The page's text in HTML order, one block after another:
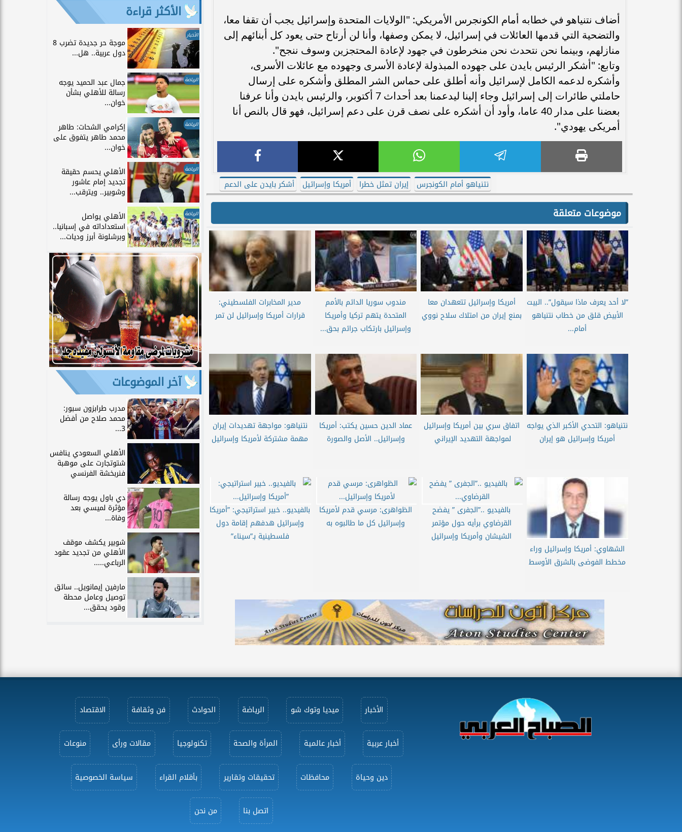
أضاف نتنياهو في خطابه أمام الكونجرس الأمريكي: "الولايات المتحدة وإسرائيل يجب أن تقفا معا،
والتضحية التي قدمها العائلات في إسرائيل، لا يمكن وصفها، وأنا لن أرتاح حتى يعود كل أبنائهم إلى
منازلهم، وبينما نحن نتحدث نحن منخرطون في جهود لإعادة المحتجزين وسوف ننجح".
وتابع: "أشكر الرئيس بايدن على جهوده المبذولة لإعادة الأسرى وجهوده مع عائلات الأسرى،
وأشكره لدعمه الكامل لإسرائيل وأنه أطلق على حماس الشر المطلق وأشكره على إرسال
حاملتي طائرات إلى إسرائيل وجاء إلينا ليدعمنا بعد أحداث 7 أكتوبر، والرئيس بايدن وأنا عرفنا
بعضنا على مدار 40 عاما، وأود أن أشكره على نصف قرن على دعم إسرائيل، فهو قال بالنص أنا
أمريكى يهودي".
نتنياهو أمام الكونجرس إيران تمثل خطرا أمريكا وإسرائيل أشكر بايدن على الدعم
موضوعات متعلقة
”لا أحد يعرف ماذا سيقول”.. البيت
الأبيض قلق من خطاب نتنياهو
أمام...
أمريكا وإسرائيل تتعهدان معا
بمنع إيران من امتلاك سلاح نووي
مندوب سوريا الدائم بالأمم
المتحدة يتهم تركيا وأمريكا
وإسرائيل بارتكاب جرائم بحق...
مدير المخابرات الفلسطيني:
قرارات أمريكا وإسرائيل لن تمر
نتنياهو: التحدي الأكبر الذي يواجه
أمريكا وإسرائيل هو إيران
اتفاق سري بين أمريكا وإسرائيل
لمواجهة التهديد الإيراني
عماد الدين حسين يكتب: أمريكا
وإسرائيل.. الأصل والصورة
نتنياهو: مواجهة تهديدات إيران
مهمة مشتركة لأمريكا وإسرائيل
الشهاوي: أمريكا وإسرائيل وراء
مخطط الفوضى بالشرق الأوسط
بالفيديو ..”الجفرى ” يفضح
القرضاوي برأيه حول مؤتمر
الشيشان وأمريكا وإسرائيل
الظواهرى: مرسي قدم لأمريكا
وإسرائيل كل ما طالبوه به
بالفيديو.. خبير استراتيجي: ”أمريكا
وإسرائيل هدفهم إقامة دول
فلسطينية بـ”سيناء”
الأكثر قراءة
الأخبار
موجة حر جديدة تضرب 8
دول عربية.. هل...
الرياضة جمال عبد الحميد يوجه
رسالة للأهلي بشأن
خوان...
الرياضة إكرامي الشحات: طاهر
محمد طاهر يتفوق على
خوان...
الرياضة الأهلي يحسم حقيقة
تجديد إمام عاشور
وشوبير.. ويترقب...
الرياضة الأهلي يواصل
استعداداته في إسبانيا..
وبرشلونة أبرز وديات...
آخر الموضوعات
مدرب طرابزون سبور:
محمد صلاح من أفضل
3...
الأهلي السعودي ينافس
شتوتجارت على موهبة
فنربخشة الفرنسي
دي باول يوجه رسالة
مؤثرة لميسي بعد
وفاة...
شوبير يكشف موقف
الأهلي من تجديد عقود
الرباعي.....
مارفين إيمانويل.. سائق
توصيل وعامل محطة
وقود يحقق...
الأخبار ميديا وتوك شو الرياضة الحوادث فن وثقافة الاقتصاد
أخبار عربية أخبار عالمية المرأة والصحة تكنولوجيا مقالات ورأى منوعات
دين وحياة محافظات تحقيقات وتقارير بأقلام القراء سياسة الخصوصية
اتصل بنا من نحن